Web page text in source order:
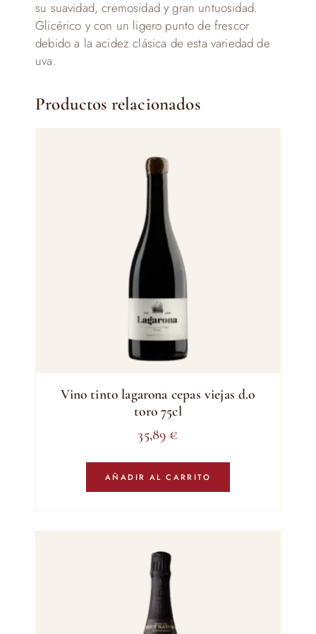
su suavidad, cremosidad y gran untuosidad.
Glicérico y con un ligero punto de frescor
debido a la acidez clásica de esta variedad de
uva.
Productos relacionados
Vino tinto lagarona cepas viejas d.o
toro 75cl
35,89 €
AÑADIR AL CARRITO